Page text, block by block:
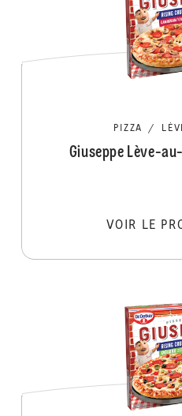
PIZZA /
Giuseppe Lève-
VOIR LE